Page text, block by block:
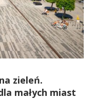
zieleń.
małych miast